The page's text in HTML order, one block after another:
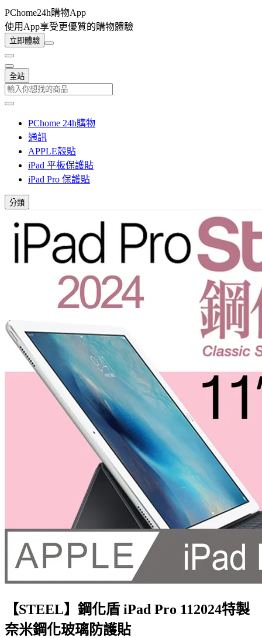
PChome24h購物App
使用App享受更優質的購物體驗
立即體驗
全站
PChome 24h購物
通訊
APPLE殼貼
iPad 平板保護貼
iPad Pro 保護貼
分類
【STEEL】鋼化盾 iPad Pro 112024特製
奈米鋼化玻璃防護貼